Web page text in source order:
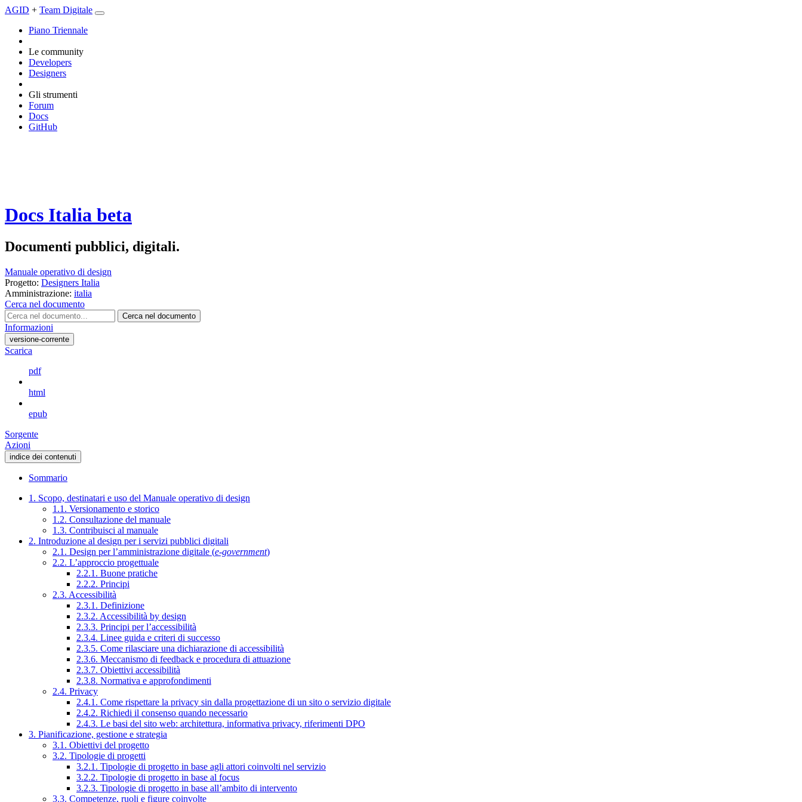
AGID + Team Digitale
Piano Triennale
Le community
Developers
Designers
Gli strumenti
Forum
Docs
GitHub
Docs Italia beta
Documenti pubblici, digitali.
Manuale operativo di design
Progetto: Designers Italia
Amministrazione: italia
Cerca nel documento
Cerca nel documento
Informazioni
versione-corrente
Scarica
pdf
html
epub
Sorgente
Azioni
indice dei contenuti
Sommario
1. Scopo, destinatari e uso del Manuale operativo di design
1.1. Versionamento e storico
1.2. Consultazione del manuale
1.3. Contribuisci al manuale
2. Introduzione al design per i servizi pubblici digitali
2.1. Design per l’amministrazione digitale (e-government)
2.2. L’approccio progettuale
2.2.1. Buone pratiche
2.2.2. Principi
2.3. Accessibilità
2.3.1. Definizione
2.3.2. Accessibilità by design
2.3.3. Principi per l’accessibilità
2.3.4. Linee guida e criteri di successo
2.3.5. Come rilasciare una dichiarazione di accessibilità
2.3.6. Meccanismo di feedback e procedura di attuazione
2.3.7. Obiettivi accessibilità
2.3.8. Normativa e approfondimenti
2.4. Privacy
2.4.1. Come rispettare la privacy sin dalla progettazione di un sito o servizio digitale
2.4.2. Richiedi il consenso quando necessario
2.4.3. Le basi del sito web: architettura, informativa privacy, riferimenti DPO
3. Pianificazione, gestione e strategia
3.1. Obiettivi del progetto
3.2. Tipologie di progetti
3.2.1. Tipologie di progetto in base agli attori coinvolti nel servizio
3.2.2. Tipologie di progetto in base al focus
3.2.3. Tipologie di progetto in base all’ambito di intervento
3.3. Competenze, ruoli e figure coinvolte